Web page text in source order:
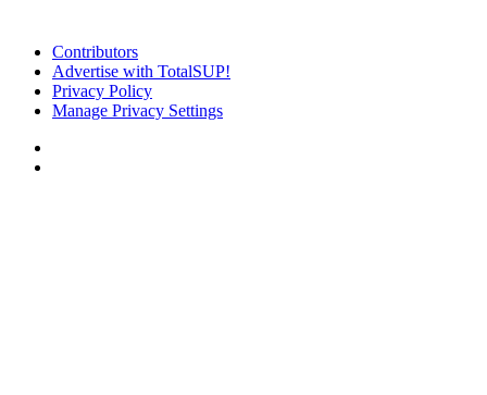
Contributors
Advertise with TotalSUP!
Privacy Policy
Manage Privacy Settings